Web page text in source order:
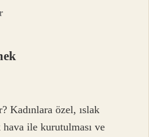
Kadınlara özel, ıslak
hava ile kurutulması ve